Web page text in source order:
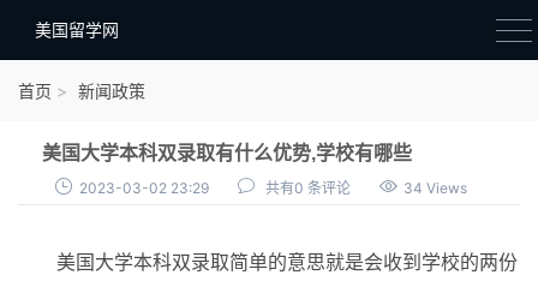
美国留学网
院校选择
材料准备
首页 新闻政策
美国大学本科双录取有什么优势,学校有哪些
2023-03-02 23:29 共有0 条评论 34 Views
美国大学本科双录取简单的意思就是会收到学校的两份